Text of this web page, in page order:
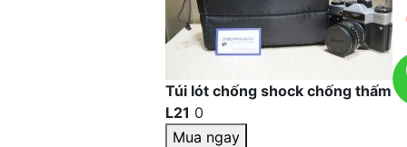
Túi lót chống shock chống thấm
L21 0
Mua ngay